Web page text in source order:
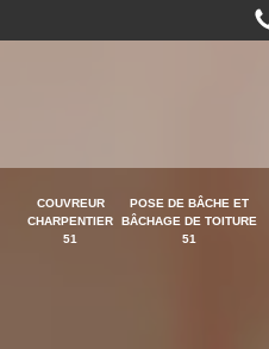
COUVREUR
CHARPENTIER
51
POSE DE BÂCHE ET
BÂCHAGE DE TOITURE
51